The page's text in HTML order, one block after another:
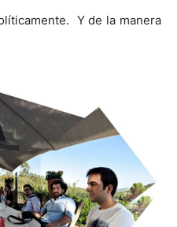
Y de la manera